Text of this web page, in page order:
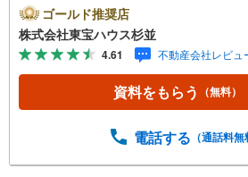
「未来カレンダー」のご提案。・
自宅リフォームをオンライン上で
ブ」。・ 不動産売却時、ご自宅
CG加工ホームステイジングサー
理士による確定申告の無料セミ
◆ご予約に際して◆日時のご希
（居住中物件）の手配が必要な
案内が可能となりますのでお手
ゴールド推奨店
株式会社東宝ハウス杉並
4.61 不動産会社レビュ
資料をもらう （無料）
電話する （通話料無